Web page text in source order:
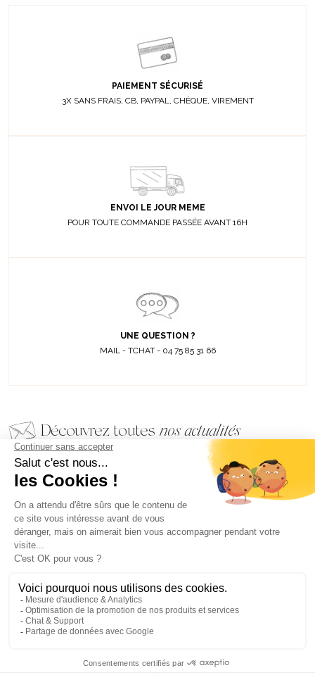
PAIEMENT SÉCURISÉ
3X SANS FRAIS, CB, PAYPAL, CHÈQUE, VIREMENT
ENVOI LE JOUR MEME
POUR TOUTE COMMANDE PASSÉE AVANT 16H
UNE QUESTION ?
MAIL - TCHAT - 04 75 85 31 66
Découvrez toutes nos actualités
EMAIL
VALIDER